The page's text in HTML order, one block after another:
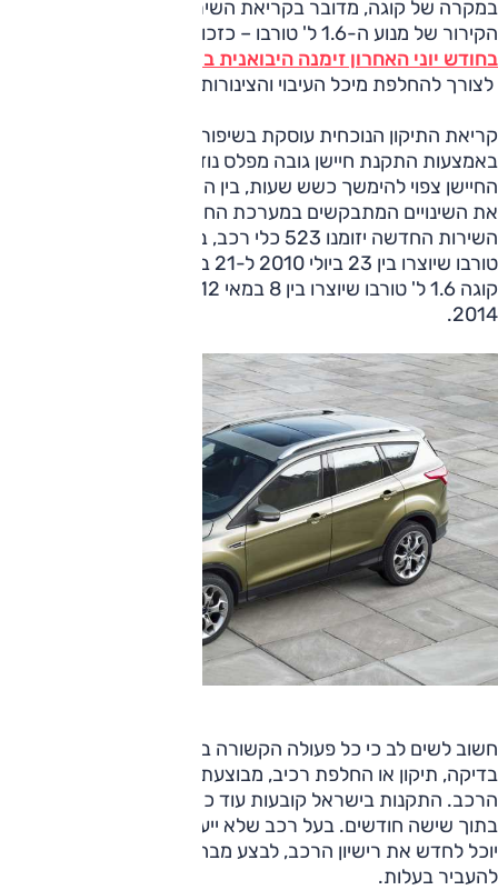
במקרה של קוגה, מדובר בקריאת השירות השנייה בעניין מערכת
הקירור של מנוע ה-1.6 ל' טורבו – כזכור,
בחודש יוני האחרון זימנה היבואנית בעלי קוגה 1.6 ל' טורבו
לצורך להחלפת מיכל העיבוי והצינורות המובילים אליו.
קריאת התיקון הנוכחית עוסקת בשיפור מערכת הקירור,
באמצעות התקנת חיישן גובה מפלס נוזל הקירור. תהליך התקנת
החיישן צפוי להימשך כשש שעות, בין השאר בשל הצורך לבצע
את השינויים המתבקשים במערכת החשמל. במסגרת קריאת
2014.
חשוב לשים לב כי כל פעולה הקשורה בקריאה לתיקון, ובכלל זה
בדיקה, תיקון או החלפת רכיב, מבוצעת ללא כל תשלום מצד בעל
הרכב. התקנות בישראל קובעות עוד כי חובה לבצע את התיקון
בתוך שישה חודשים. בעל רכב שלא ייענה לקריאה לתיקון, לא
יוכל לחדש את רישיון הרכב, לבצע מבחן רישוי שנתי ("טסט") או
להעביר בעלות.